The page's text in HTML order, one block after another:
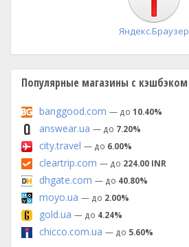
Яндекс.Браузер
Популярные магазины с кэшбэком
banggood.com — до 10.40%
answear.ua — до 7.20%
city.travel — до 6.00%
cleartrip.com — до 224.00 INR
dhgate.com — до 40.80%
moyo.ua — до 2.00%
gold.ua — до 4.24%
chicco.com.ua — до 5.60%